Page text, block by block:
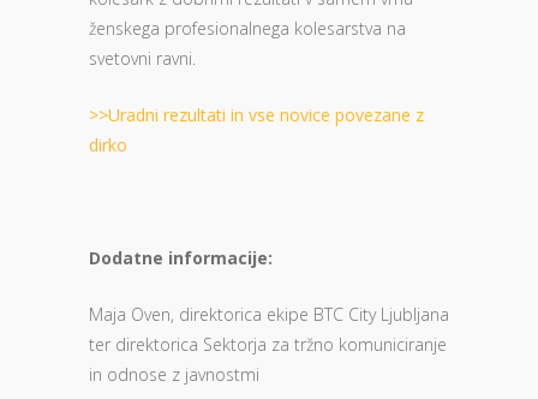
ženskega profesionalnega kolesarstva na
svetovni ravni.
>>Uradni rezultati in vse novice povezane z
dirko
Dodatne informacije:
Maja Oven, direktorica ekipe BTC City Ljubljana
ter direktorica Sektorja za tržno komuniciranje
in odnose z javnostmi